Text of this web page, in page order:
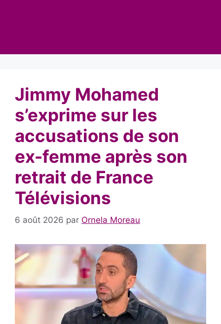
Jimmy Mohamed
s’exprime sur les
accusations de son
ex-femme après son
retrait de France
Télévisions
6 août 2026 par Ornela Moreau